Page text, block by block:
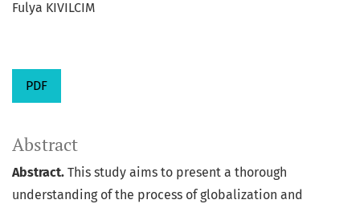
Fulya KIVILCIM
PDF
Abstract
Abstract. This study aims to present a thorough
understanding of the process of globalization and